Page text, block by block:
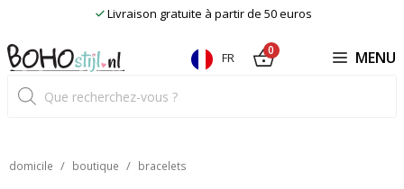
content
Livraison gratuite à partir de 50 euros
de
produits
FR 0 MENU
domicile / boutique / bracelets